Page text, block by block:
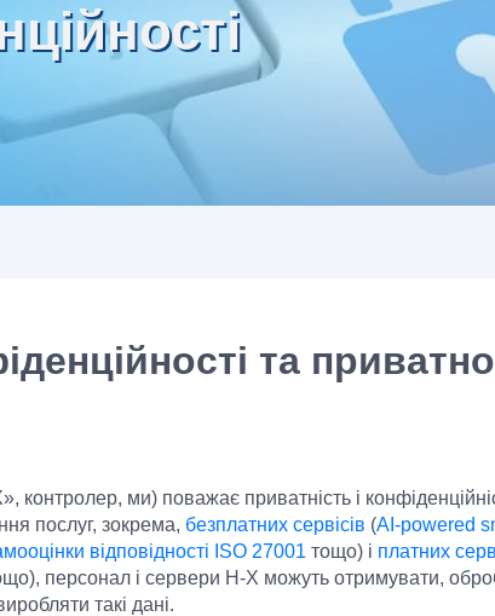
та
контролер, ми) поважає приватність і
послуг, зокрема, безплатних сервісів (AI-powered
відповідності ISO 27001 тощо) і платних
персонал і сервери H-X можуть отримувати,
такі дані.